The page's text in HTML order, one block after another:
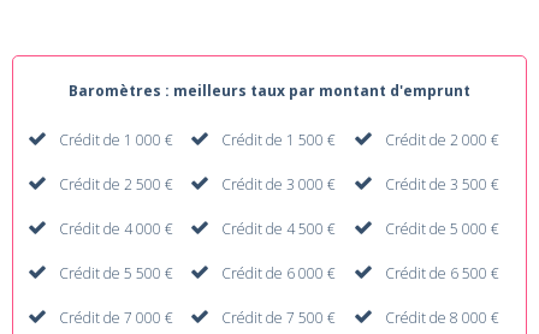
Baromètres : meilleurs taux par montant d'emprunt
Crédit de 1 000 € Crédit de 1 500 € Crédit de 2 000 €
Crédit de 2 500 € Crédit de 3 000 € Crédit de 3 500 €
Crédit de 4 000 € Crédit de 4 500 € Crédit de 5 000 €
Crédit de 5 500 € Crédit de 6 000 € Crédit de 6 500 €
Crédit de 7 000 € Crédit de 7 500 € Crédit de 8 000 €